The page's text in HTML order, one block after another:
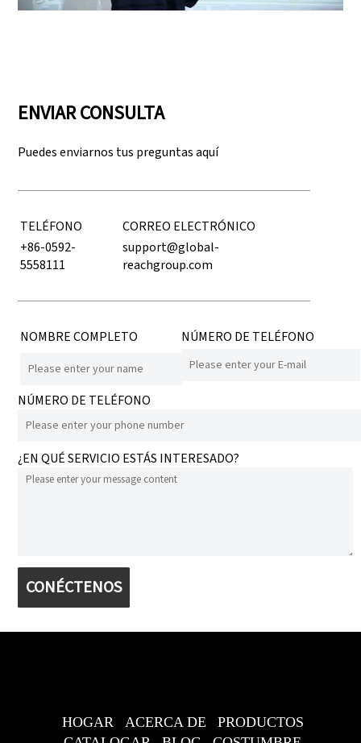
ENVIAR CONSULTA
Puedes enviarnos tus preguntas aquí
TELÉFONO
CORREO ELECTRÓNICO
+86-0592-
5558111
support@global-
reachgroup.com
NOMBRE COMPLETO NÚMERO DE TELÉFONO
NÚMERO DE TELÉFONO
¿EN QUÉ SERVICIO ESTÁS INTERESADO?
CONÉCTENOS
HOGAR ACERCA DE
PRODUCTOS